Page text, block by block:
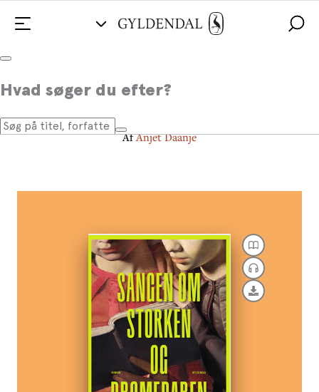
Hvad søger du efter?
Sangen om storken og
dromedaren
AfAnjet Daanje